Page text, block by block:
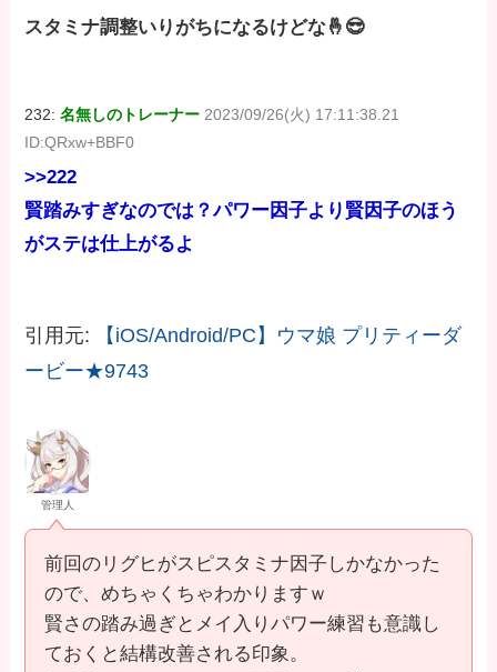
スタミナ調整いりがちになるけどな🤞😎
232:名無しのトレーナー 2023/09/26(火) 17:11:38.21
ID:QRxw+BBF0
>>222
賢踏みすぎなのでは？パワー因子より賢因子のほう
がステは仕上がるよ
引用元:
【iOS/Android/PC】ウマ娘 プリティーダ
ービー★9743
管理人
前回のリグヒがスピスタミナ因子しかなかった
ので、めちゃくちゃわかりますｗ
賢さの踏み過ぎとメイ入りパワー練習も意識し
ておくと結構改善される印象。